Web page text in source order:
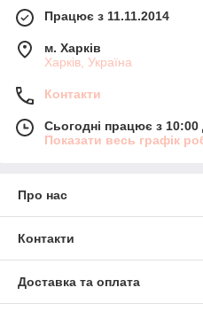
Працює з 11.11.2014
м. Харків
Харків, Україна
Контакти
Сьогодні працює з 10:00
Показати весь графік
Про нас
Контакти
Доставка та оплата